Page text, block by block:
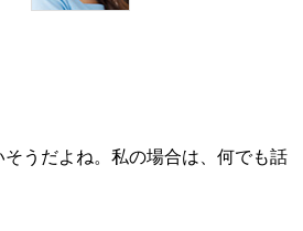
うだよね。私の場合は、何でも話